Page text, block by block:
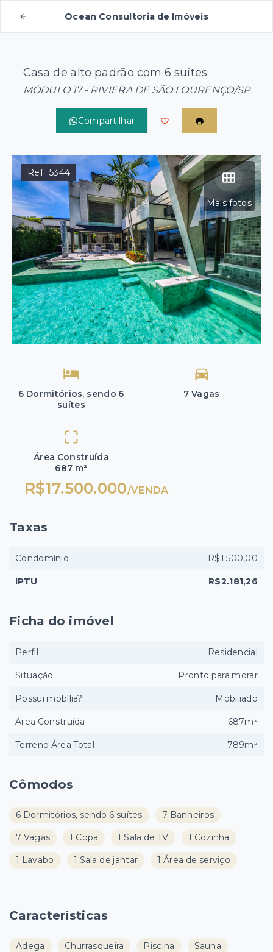
Ocean Consultoria de Imóveis
Casa de alto padrão com 6 suítes
MÓDULO 17 - RIVIERA DE SÃO LOURENÇO/SP
Compartilhar
Mais fotos
Ref.:5344
6 Dormitórios, sendo 6
suítes
7 Vagas
Área Construída
687 m²
R$17.500.000/VENDA
Cômodos
6 Dormitórios, sendo 6 suítes 7 Banheiros
7 Vagas 1 Copa 1 Sala de TV 1 Cozinha
1 Lavabo 1 Sala de jantar 1 Área de serviço
Características
Adega Churrasqueira Piscina Sauna
Taxas
Condomínio R$1.500,00
IPTU R$2.181,26
Ficha do imóvel
Perfil Residencial
Situação Pronto para morar
Possui mobília? Mobiliado
Área Construída 687m²
Terreno Área Total 789m²